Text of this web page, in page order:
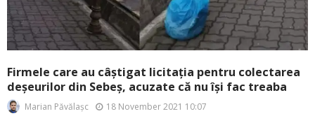
Firmele care au câștigat licitația pentru colectarea
deșeurilor din Sebeș, acuzate că nu își fac treaba
Marian Păvălașc 18 November 2021 10:07